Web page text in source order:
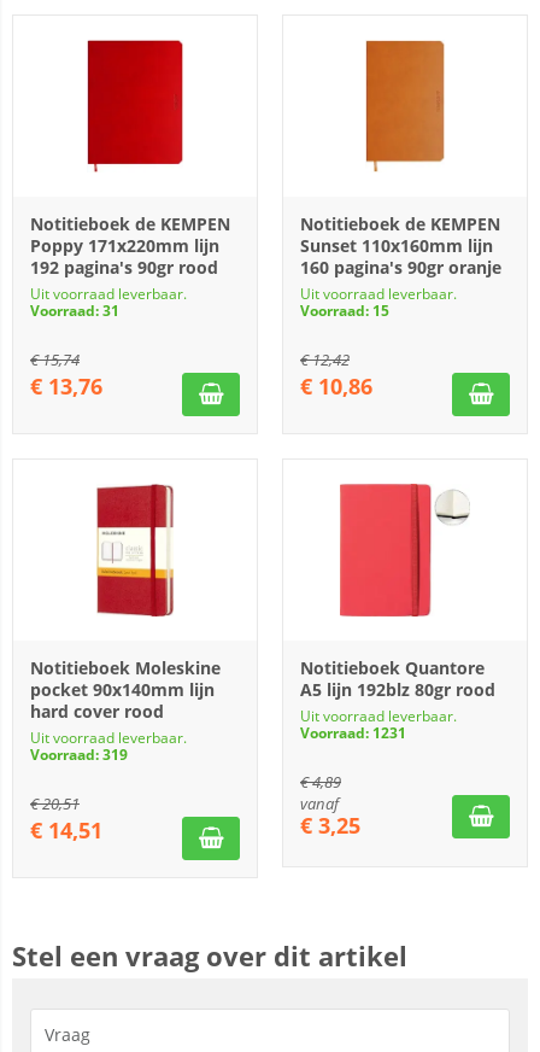
Notitieboek de KEMPEN
Poppy 171x220mm lijn
192 pagina's 90gr rood
Uit voorraad leverbaar.
Voorraad: 31
€15,74
€ 13,76
Notitieboek de KEMPEN
Sunset 110x160mm lijn
160 pagina's 90gr oranje
Uit voorraad leverbaar.
Voorraad: 15
€12,42
€ 10,86
Notitieboek Moleskine
pocket 90x140mm lijn
hard cover rood
Uit voorraad leverbaar.
Voorraad: 319
€20,51
€ 14,51
Notitieboek Quantore
A5 lijn 192blz 80gr rood
Uit voorraad leverbaar.
Voorraad: 1231
€4,89
vanaf
€ 3,25
Stel een vraag over dit artikel